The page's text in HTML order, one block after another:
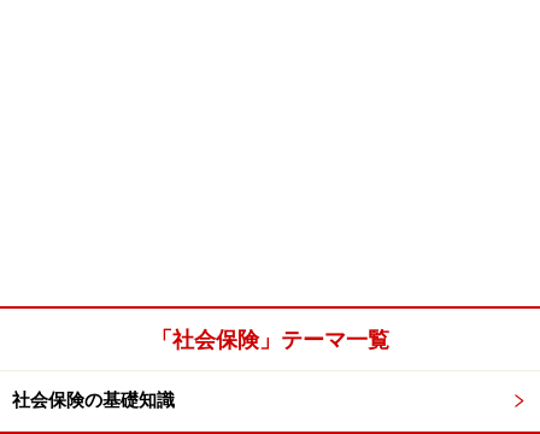
「社会保険」テーマ一覧
社会保険の基礎知識